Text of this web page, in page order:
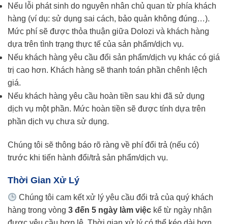
Nếu lỗi phát sinh do nguyên nhân chủ quan từ phía khách
hàng (ví dụ: sử dụng sai cách, bảo quản không đúng…).
Mức phí sẽ được thỏa thuận giữa Dolozi và khách hàng
dựa trên tình trạng thực tế của sản phẩm/dịch vụ.
Nếu khách hàng yêu cầu đổi sản phẩm/dịch vụ khác có giá
trị cao hơn. Khách hàng sẽ thanh toán phần chênh lệch
giá.
Nếu khách hàng yêu cầu hoàn tiền sau khi đã sử dụng
dịch vụ một phần. Mức hoàn tiền sẽ được tính dựa trên
phần dịch vụ chưa sử dụng.
Chúng tôi sẽ thông báo rõ ràng về phí đổi trả (nếu có)
trước khi tiến hành đổi/trả sản phẩm/dịch vụ.
Thời Gian Xử Lý
Chúng tôi cam kết xử lý yêu cầu đổi trả của quý khách
hàng trong vòng 3 đến 5 ngày làm việc kể từ ngày nhận